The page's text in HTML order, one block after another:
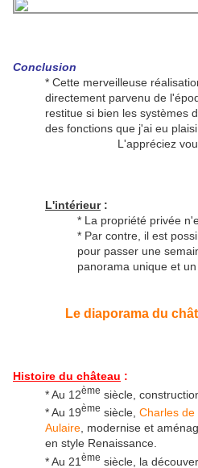
Conclusion
* Cette merveilleuse
directement parvenu de
restitue si bien les systèmes
des fonctions que j'ai eu
L'appréciez
L'intérieur:
* La propriété privée
* Par contre, il est
pour passer une
panorama unique et
Le diaporama du
Histoire du château :
* Au 12ème siècle,
* Au 19ème siècle, Charles de
Aulaire , modernise et
en style Renaissance.
* Au 21 ème siècle, la